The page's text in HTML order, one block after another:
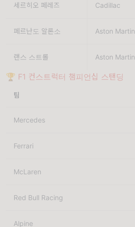
세르히오 페레즈 Cadillac
페르난도 알론소 Aston Martin
랜스 스트롤 Aston Martin
🏆 F1 컨스트럭터 챔피언십 스탠딩
팀
Mercedes
Ferrari
McLaren
Red Bull Racing
Alpine